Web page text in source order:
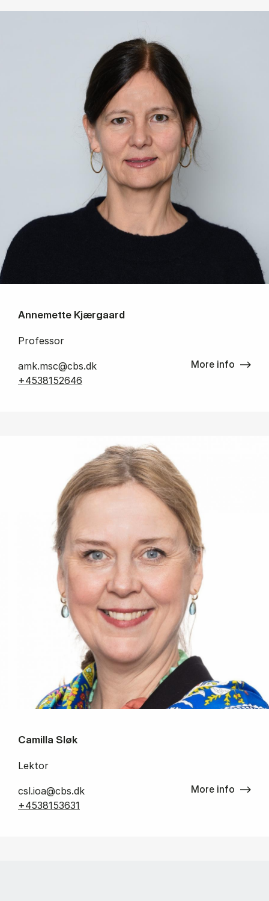
Annemette Kjærgaard
Professor
amk.msc@cbs.dk
+4538152646
More info
Camilla Sløk
Lektor
csl.ioa@cbs.dk
+4538153631
More info